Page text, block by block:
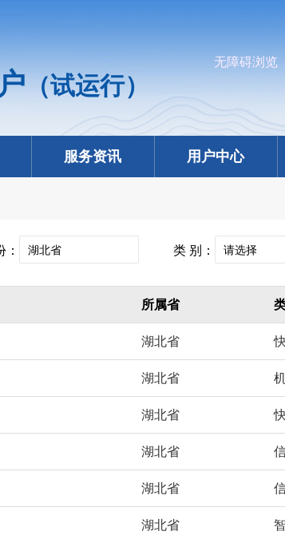
（试运行）
无障碍浏览
服务资讯 用户中心
： 类 别：
所属省
湖北省
湖北省
湖北省
湖北省
湖北省
湖北省